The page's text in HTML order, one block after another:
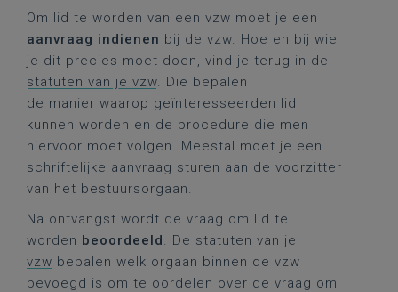
Om lid te worden van een vzw moet je een
aanvraag indienen bij de vzw. Hoe en bij wie
je dit precies moet doen, vind je terug in de
statuten van je vzw. Die bepalen
de manier waarop geïnteresseerden lid
kunnen worden en de procedure die men
hiervoor moet volgen. Meestal moet je een
schriftelijke aanvraag sturen aan de voorzitter
van het bestuursorgaan.
Na ontvangst wordt de vraag om lid te
worden beoordeeld. De statuten van je
vzw bepalen welk orgaan binnen de vzw
bevoegd is om te oordelen over de vraag om